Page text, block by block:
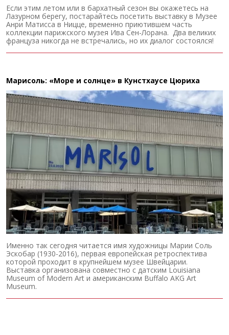
Если этим летом или в бархатный сезон вы окажетесь на
Лазурном берегу, постарайтесь посетить выставку в Музее
Анри Матисса в Ницце, временно приютившем часть
коллекции парижского музея Ива Сен-Лорана. Два великих
француза никогда не встречались, но их диалог состоялся!
Марисоль: «Море и солнце» в Кунстхаусе Цюриха
Именно так сегодня читается имя художницы Марии Соль
Эскобар (1930-2016), первая европейская ретроспектива
которой проходит в крупнейшем музее Швейцарии.
Выставка организована совместно с датским Louisiana
Museum of Modern Art и американским Buffalo AKG Art
Museum.